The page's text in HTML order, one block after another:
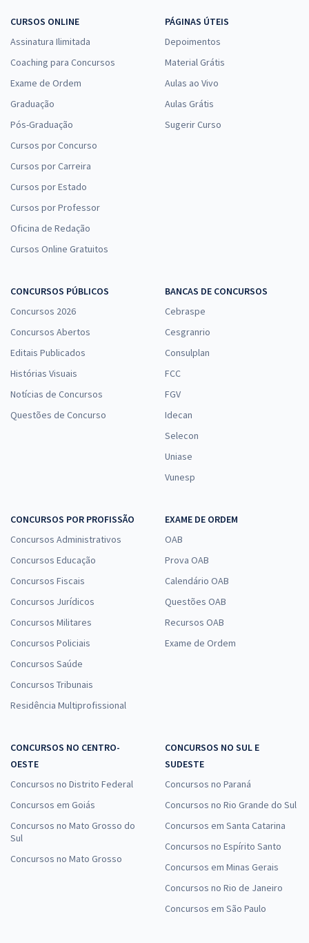
CURSOS ONLINE
Assinatura Ilimitada
Coaching para Concursos
Exame de Ordem
Graduação
Pós-Graduação
Cursos por Concurso
Cursos por Carreira
Cursos por Estado
Cursos por Professor
Oficina de Redação
Cursos Online Gratuitos
PÁGINAS ÚTEIS
Depoimentos
Material Grátis
Aulas ao Vivo
Aulas Grátis
Sugerir Curso
CONCURSOS PÚBLICOS
Concursos 2026
Concursos Abertos
Editais Publicados
Histórias Visuais
Notícias de Concursos
Questões de Concurso
BANCAS DE CONCURSOS
Cebraspe
Cesgranrio
Consulplan
FCC
FGV
Idecan
Selecon
Uniase
Vunesp
CONCURSOS POR PROFISSÃO
Concursos Administrativos
Concursos Educação
Concursos Fiscais
Concursos Jurídicos
Concursos Militares
Concursos Policiais
Concursos Saúde
Concursos Tribunais
Residência Multiprofissional
EXAME DE ORDEM
OAB
Prova OAB
Calendário OAB
Questões OAB
Recursos OAB
Exame de Ordem
CONCURSOS NO CENTRO-
OESTE
Concursos no Distrito Federal
Concursos em Goiás
Concursos no Mato Grosso do
Sul
Concursos no Mato Grosso
CONCURSOS NO SUL E
SUDESTE
Concursos no Paraná
Concursos no Rio Grande do Sul
Concursos em Santa Catarina
Concursos no Espírito Santo
Concursos em Minas Gerais
Concursos no Rio de Janeiro
Concursos em São Paulo